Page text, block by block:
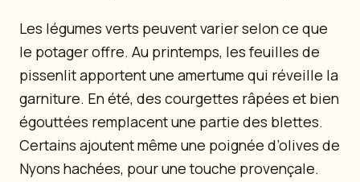
Les légumes verts peuvent varier selon ce que
le potager offre. Au printemps, les feuilles de
pissenlit apportent une amertume qui réveille la
garniture. En été, des courgettes râpées et bien
égouttées remplacent une partie des blettes.
Certains ajoutent même une poignée d’olives de
Nyons hachées, pour une touche provençale.